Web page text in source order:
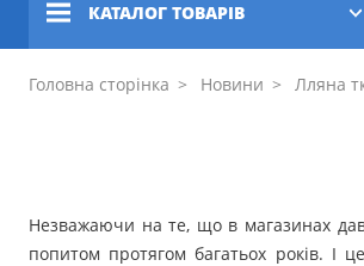
КАТАЛОГ ТОВАРІВ
Швейні машини
Коверлоки, оверлоки,
плоскошовні машини
Головна сторінка Новини Лляна
Незважаючи на те, що в магазинах
попитом протягом багатьох років. І